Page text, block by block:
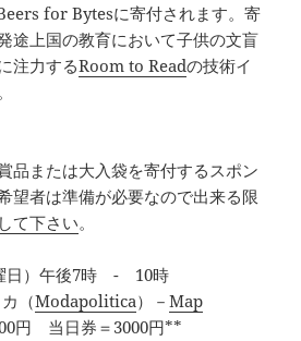
for Bytesに寄付されます。寄
途上国の教育において子供の文盲
注力するRoom to Readの技術イ
品または大入袋を寄付するスポン
望者は準備が必要なので出来る限
て下さい。
日）午後7時 - 10時
（Modapolitica）－Map
円 当日券＝3000円**